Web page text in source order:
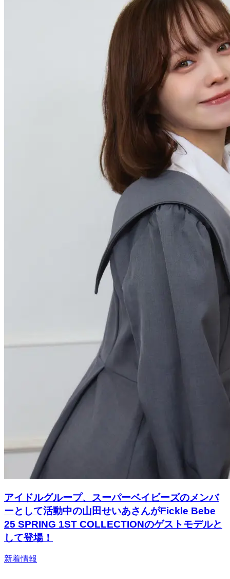
アイドルグループ、スーパーベイビーズのメンバ
ーとして活動中の山田せいあさんがFickle Bebe
25 SPRING 1ST COLLECTIONのゲストモデルと
して登場！
新着情報